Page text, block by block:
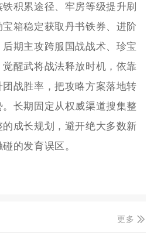
积累途径、牢房等级提升刷
箱稳定获取丹书铁券、进阶
期主攻跨服国战战术、珍宝
醒武将战法释放时机，依靠
战胜率，把攻略方案落地转
长期固定从权威渠道搜集整
成长规划，避开绝大多数新
的发育误区。
更多